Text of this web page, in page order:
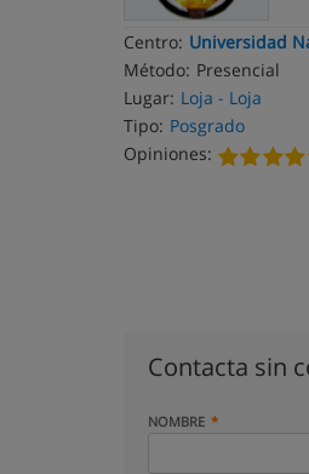
Centro: Universidad
Método: Presencial
Lugar: Loja - Loja
Tipo: Posgrado
Opiniones:
Contacta sin
NOMBRE